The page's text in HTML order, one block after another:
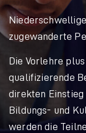
zugewanderte
Die Vorlehre
qualifizierende
direkten
Bildungs- und
werden die